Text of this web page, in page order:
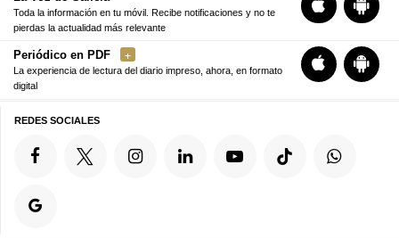
Toda la información en tu móvil. Recibe notificaciones y no te
pierdas la actualidad más relevante
Periódico en PDF
La experiencia de lectura del diario impreso, ahora, en formato
digital
REDES SOCIALES